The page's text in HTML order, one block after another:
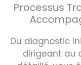
Processus
Du diagnostic
dirigeant au